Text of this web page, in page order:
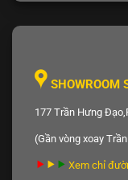
SHOWROOM
177 Trần Hưng
(Gần vòng xoay
Xem chỉ